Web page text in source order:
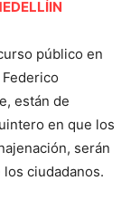
público en
están de
en que los
serán
ciudadanos.